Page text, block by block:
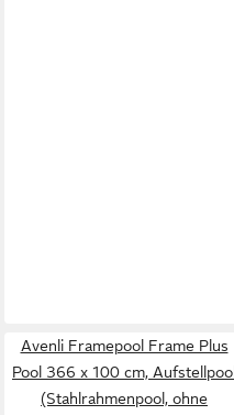
Avenli Framepool Frame Plus
Pool 366 x 100 cm, Aufstellpool
(Stahlrahmenpool, ohne